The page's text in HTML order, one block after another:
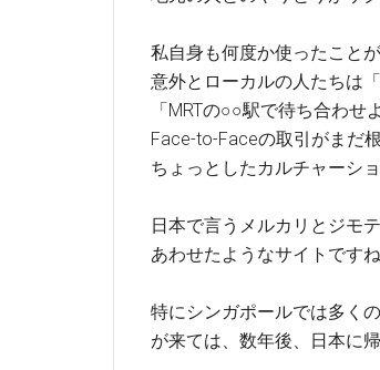
私自身も何度か使ったことが
意外とローカルの人たちは
「MRTの○○駅で待ち合わせ
Face-to-Faceの取引がまだ
ちょっとしたカルチャーシ
日本で言うメルカリとジモ
あわせたようなサイトですね
特にシンガポールでは多く
が来ては、数年後、日本に